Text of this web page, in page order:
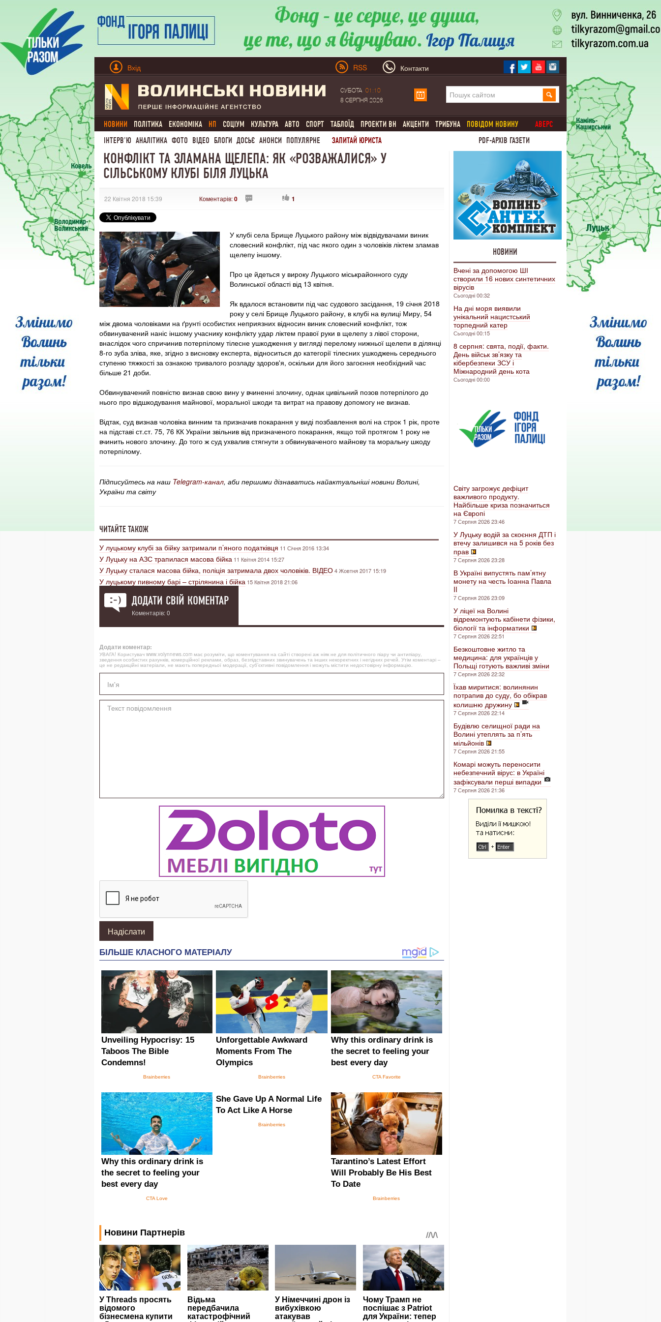
Вхід RSS Контакти
СУБОТА
01:10
8 СЕРПНЯ 2026
НОВИНИ ПОЛІТИКА ЕКОНОМІКА НП СОЦІУМ КУЛЬТУРА АВТО СПОРТ ТАБЛОЇД ПРОЕКТИ ВН АКЦЕНТИ ТРИБУНА ПОВІДОМ НОВИНУ
АВЕРС
ІНТЕРВ'Ю АНАЛІТИКА ФОТО ВІДЕО БЛОГИ ДОСЬЄ АНОНСИ ПОПУЛЯРНЕ ЗАПИТАЙ ЮРИСТА PDF-АРХІВ ГАЗЕТИ
КОНФЛІКТ ТА ЗЛАМАНА ЩЕЛЕПА: ЯК «РОЗВАЖАЛИСЯ» У
СІЛЬСЬКОМУ КЛУБІ БІЛЯ ЛУЦЬКА
22 Квітня 2018 15:39 Коментарів:0 1
У клубі села Брище Луцького району між відвідувачами виник
словесний конфлікт, під час якого один з чоловіків ліктем зламав
щелепу іншому.
Про це йдеться у вироку Луцького міськрайонного суду
Волинської області від 13 квітня.
Як вдалося встановити під час судового засідання, 19 січня 2018
року у селі Брище Луцького району, в клубі на вулиці Миру, 54
між двома чоловіками на ґрунті особистих неприязних відносин виник словесний конфлікт, тож
обвинувачений наніс іншому учаснику конфлікту удар ліктем правої руки в щелепу з лівої сторони,
внаслідок чого спричинив потерпілому тілесне ушкодження у вигляді перелому нижньої щелепи в ділянці
8-го зуба зліва, яке, згідно з висновку експерта, відноситься до категорії тілесних ушкоджень середнього
ступеню тяжкості за ознакою тривалого розладу здоров'я, оскільки для його загоєння необхідний час
більше 21 доби.
Обвинувачений повністю визнав свою вину у вчиненні злочину, однак цивільний позов потерпілого до
нього про відшкодування майнової, моральної шкоди та витрат на правову допомогу не визнав.
Відтак, суд визнав чоловіка винним та призначив покарання у виді позбавлення волі на строк 1 рік, проте
на підставі ст.ст. 75, 76 КК України звільнив від призначеного покарання, якщо той протягом 1 року не
вчинить нового злочину. До того ж суд ухвалив стягнути з обвинуваченого майнову та моральну шкоду
потерпілому.
Підписуйтесь на наш Telegram-канал, аби першими дізнаватись найактуальніші новини Волині,
України та світу
ЧИТАЙТЕ ТАКОЖ
У луцькому клубі за бійку затримали п’яного податківця 11 Січня 2016 13:34
У Луцьку на АЗС трапилася масова бійка 11 Квітня 2014 15:27
У Луцьку сталася масова бійка, поліція затримала двох чоловіків. ВІДЕО4 Жовтня 2017 15:19
У луцькому пивному барі – стрілянина і бійка 15 Квітня 2018 21:06
ДОДАТИ СВІЙ КОМЕНТАР
Коментарів: 0
Додати коментар:
УВАГА! Користувач www.volynnews.com має розуміти, що коментування на сайті створені аж ніяк не для політичного піару чи антипіару,
зведення особистих рахунків, комерційної реклами, образ, безпідставних звинувачень та інших некоректних і негідних речей. Утім коментарі –
це не редакційні матеріали, не мають попередньої модерації, суб’єктивні повідомлення і можуть містити недостовірну інформацію.
НОВИНИ
Вчені за допомогою ШІ
створили 16 нових синтетичних
вірусів
Сьогодні 00:32
На дні моря виявили
унікальний нацистський
торпедний катер
Сьогодні 00:15
8 серпня: свята, події, факти.
День військ зв’язку та
кібербезпеки ЗСУ і
Міжнародний день кота
Сьогодні 00:00
Світу загрожує дефіцит
важливого продукту.
Найбільше криза позначиться
на Європі
7 Серпня 2026 23:46
У Луцьку водій за скоєння ДТП і
втечу залишився на 5 років без
прав
7 Серпня 2026 23:28
В Україні випустять пам’ятну
монету на честь Іоанна Павла
II
7 Серпня 2026 23:09
У ліцеї на Волині
відремонтують кабінети фізики,
біології та інформатики
7 Серпня 2026 22:51
Безкоштовне житло та
медицина: для українців у
Польщі готують важливі зміни
7 Серпня 2026 22:32
Їхав миритися: волинянин
потрапив до суду, бо обікрав
колишню дружину
7 Серпня 2026 22:14
Будівлю селищної ради на
Волині утеплять за п’ять
мільйонів
7 Серпня 2026 21:55
Комарі можуть переносити
небезпечний вірус: в Україні
зафіксували перші випадки
7 Серпня 2026 21:36